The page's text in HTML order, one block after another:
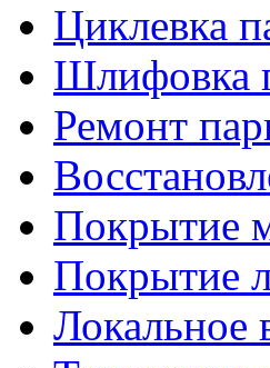
Циклевка
Шлифовка
Ремонт
Покрытие
Покрытие
Локальное